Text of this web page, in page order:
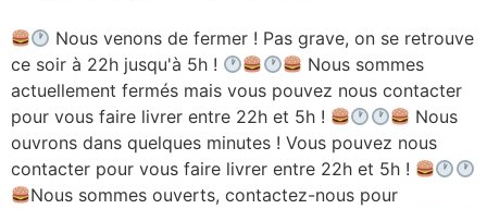
Nous venons de fermer ! Pas grave, on se retrouve
ce soir à 22h jusqu'à 5h !
Nous sommes
actuellement fermés mais vous pouvez nous contacter
pour vous faire livrer entre 22h et 5h !
Nous
ouvrons dans quelques minutes ! Vous pouvez nous
contacter pour vous faire livrer entre 22h et 5h !
Nous sommes ouverts, contactez-nous pour